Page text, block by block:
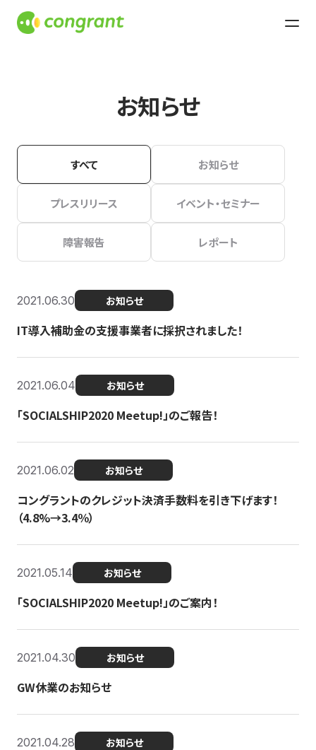
お知らせ
すべて お知らせ
プレスリリース イベント・セミナー
障害報告 レポート
2021.06.30 お知らせ
IT導入補助金の支援事業者に採択されました！
2021.06.04 お知らせ
「SOCIALSHIP2020 Meetup!」のご報告！
2021.06.02 お知らせ
コングラントのクレジット決済手数料を引き下げます！
（4.8%→3.4％）
2021.05.14 お知らせ
「SOCIALSHIP2020 Meetup!」のご案内！
2021.04.30 お知らせ
GW休業のお知らせ
2021.04.28 お知らせ